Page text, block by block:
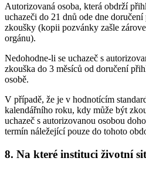
Autorizovaná osoba, která obdrží
uchazeči do 21 dnů ode dne
zkoušky (kopii pozvánky zašle
orgánu).
Nedohodne-li se uchazeč s
zkouška do 3 měsíců od doručení
osobě.
V případě, že je v hodnotícím
kalendářního roku, kdy může být
uchazeč s autorizovanou osobou
termín náležející pouze do tohoto
8. Na které instituci životní